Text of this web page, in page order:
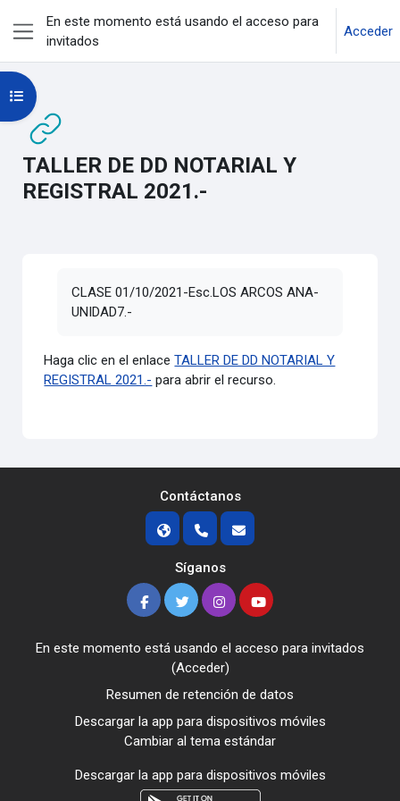
Panel lateral
En este momento está usando el acceso para
invitados
Acceder
TALLER DE DD NOTARIAL Y
REGISTRAL 2021.-
Abrir índice del curso
CLASE 01/10/2021-Esc.LOS ARCOS ANA-
UNIDAD7.-
Haga clic en el enlaceTALLER DE DD NOTARIAL Y
REGISTRAL 2021.- para abrir el recurso.
Contáctanos
Síganos
En este momento está usando el acceso para invitados
(Acceder)
Resumen de retención de datos
Descargar la app para dispositivos móviles
Cambiar al tema estándar
Descargar la app para dispositivos móviles